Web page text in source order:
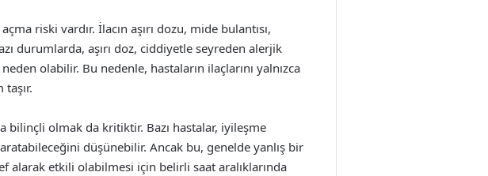
riski vardır. İlacın aşırı dozu, mide bulantısı,
durumlarda, aşırı doz, ciddiyetle seyreden alerjik
olabilir. Bu nedenle, hastaların ilaçlarını yalnızca
olmak da kritiktir. Bazı hastalar, iyileşme
düşünebilir. Ancak bu, genelde yanlış bir
alarak etkili olabilmesi için belirli saat aralıklarında